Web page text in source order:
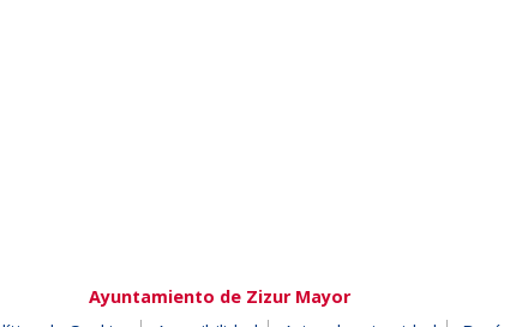
Ayuntamiento de Zizur Mayor